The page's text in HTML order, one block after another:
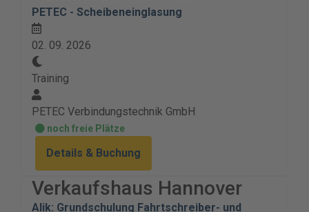
PETEC - Scheibeneinglasung
02. 09. 2026
Training
PETEC Verbindungstechnik GmbH
noch freie Plätze
Details & Buchung
Verkaufshaus Hannover
Alik: Grundschulung Fahrtschreiber- und